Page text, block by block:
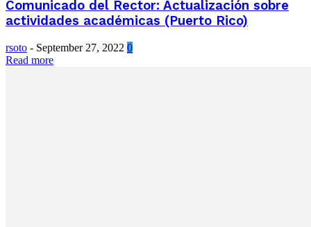
Comunicado del Rector: Actualización sobre
actividades académicas (Puerto Rico)
rsoto - September 27, 2022 0
Read more